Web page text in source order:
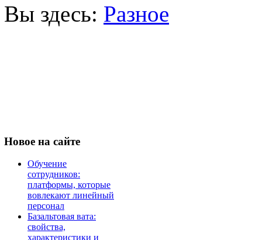
Вы здесь: Разное
Новое на сайте
Обучение
сотрудников:
платформы, которые
вовлекают линейный
персонал
Базальтовая вата:
свойства,
характеристики и